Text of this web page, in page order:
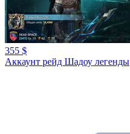
355 $
Аккаунт рейд Шадоу легенды